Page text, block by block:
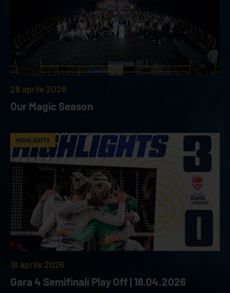
28 aprile 2026
Our Magic Season
HIGHLIGHTS
18 aprile 2026
Gara 4 Semifinali Play Off | 18.04.2026